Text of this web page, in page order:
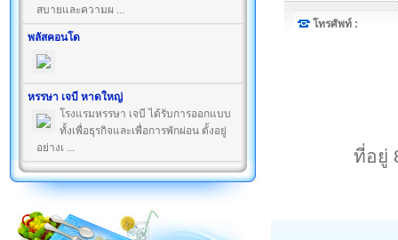
สบายและความผ ...
พลัสคอนโด
หรรษา เจบี หาดใหญ่
โรงแรมหรรษา เจบี ได้รับการออกแบบ
ทั้งเพื่อธุรกิจและเพื่อการพักผ่อน ตั้งอยู่
อย่างเ ...
โทรศัพท์ :
ที่อยู่